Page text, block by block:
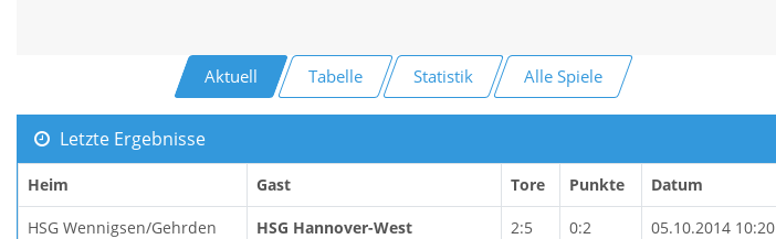
Aktuell Tabelle Statistik Alle Spiele
Letzte Ergebnisse
Heim Gast Tore Punkte Datum
HSG Wennigsen/Gehrden HSG Hannover-West 2:5 0:2 05.10.2014 10:20